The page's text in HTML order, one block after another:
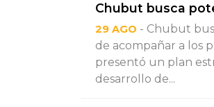
Chubut busca
29 AGO - Chubut
de acompañar a los
presentó un plan
desarrollo de...